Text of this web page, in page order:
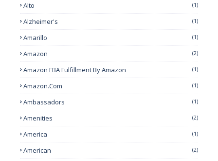
Alto (1)
Alzheimer's (1)
Amarillo (1)
Amazon (2)
Amazon FBA Fulfillment By Amazon (1)
Amazon.com (1)
Ambassadors (1)
Amenities (2)
America (1)
American (2)